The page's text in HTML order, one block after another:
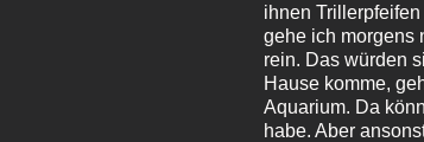
ihnen
gehe ich morgens
rein. Das würden
Hause komme,
Aquarium. Da
habe. Aber